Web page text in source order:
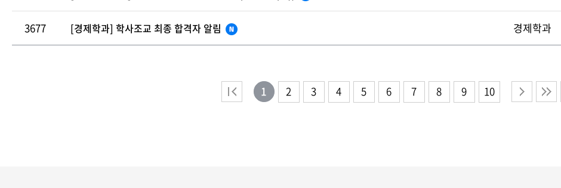
3677 [경제학과] 학사조교 최종 합격자 알림 경제학과
1 2 3 4 5 6 7 8 9 10